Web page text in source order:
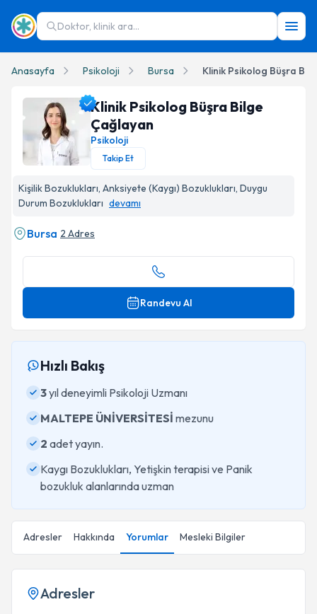
Doktor, klinik ara...
Anasayfa Psikoloji Bursa Klinik Psikolog Büşra
Klinik Psikolog Büşra Bilge Çağlayan Profil Fotoğrafı
Klinik Psikolog Büşra Bilge
Çağlayan
Psikoloji
Takip Et
Kişilik Bozuklukları, Anksiyete (Kaygı) Bozuklukları, Duygu
Durum Bozuklukları devamı
Bursa 2 Adres
Randevu Al
Hızlı Bakış
3yıl deneyimli Psikoloji Uzmanı
MALTEPE ÜNİVERSİTESİ mezunu
2 adet yayın.
Kaygı Bozuklukları, Yetişkin terapisi ve Panik
bozukluk alanlarında uzman
Adresler Hakkında Yorumlar Mesleki Bilgiler
Adresler